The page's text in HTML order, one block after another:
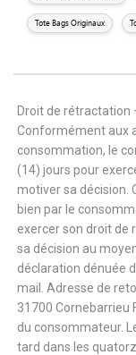
Tote Bags Originaux
Droit de rétractation
Conformément aux
consommation, le
(14) jours pour
motiver sa décision.
bien par le
exercer son droit
sa décision au
déclaration dénuée
mail. Adresse de
31700 Cornebarrieu
du consommateur.
tard dans les